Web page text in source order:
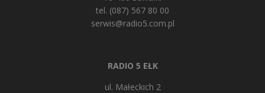
tel. (087) 567 80 00
serwis@radio5.com.pl
RADIO 5 EŁK
ul. Małeckich 2